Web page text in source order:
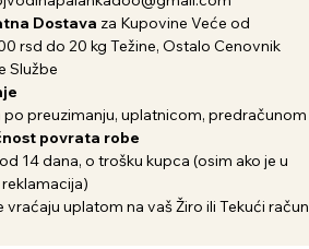
Dostava za Kupovine Veće od
rsd do 20 kg Težine, Ostalo Cenovnik
Službe
po preuzimanju, uplatnicom, predračunom
povrata robe
14 dana, o trošku kupca (osim ako je u
vraćaju uplatom na vaš Žiro ili Tekući račun